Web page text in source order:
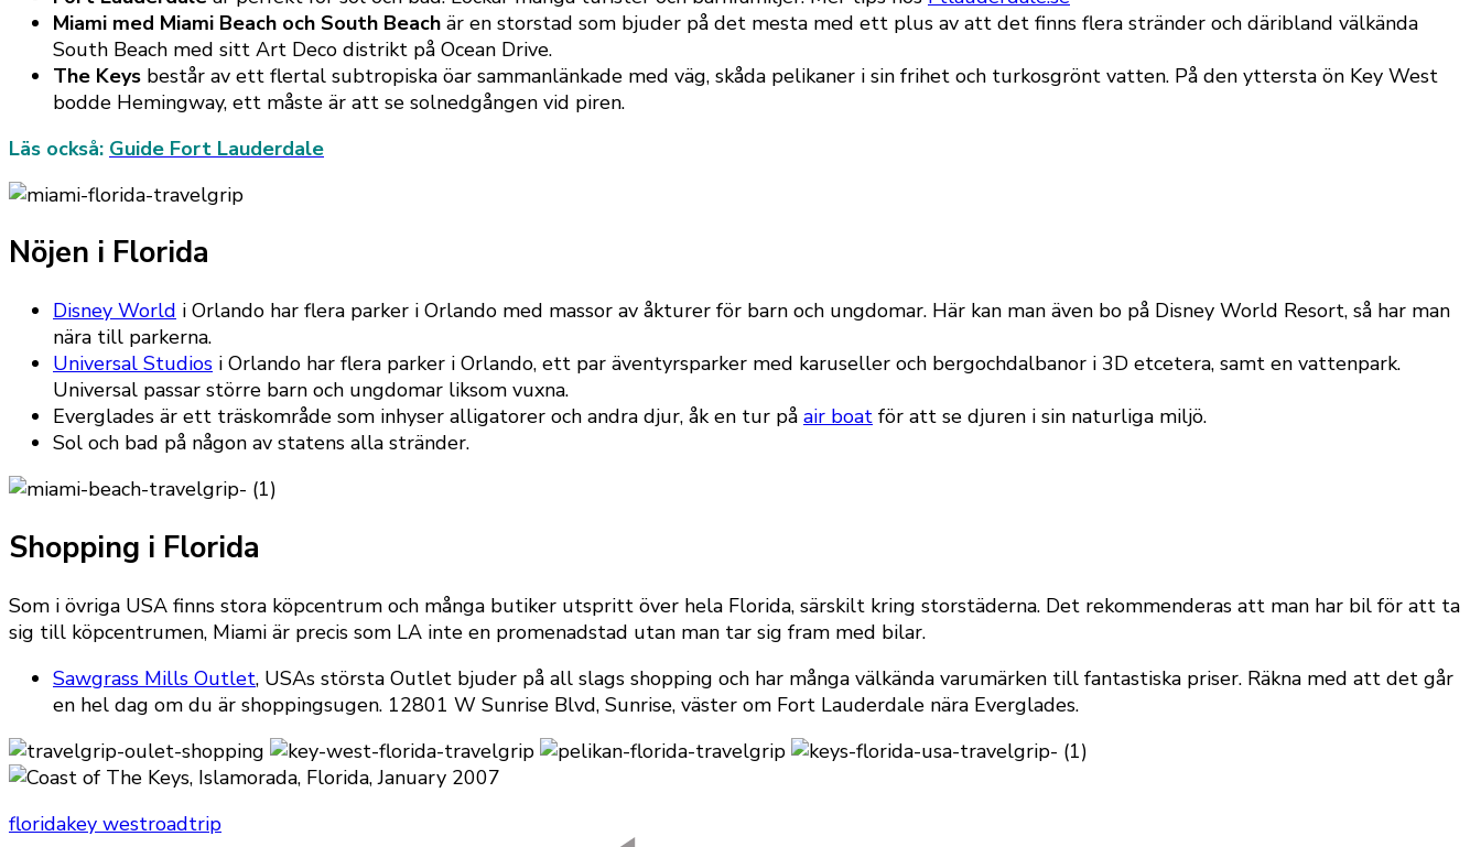
Miami med Miami Beach och South Beach är en storstad som bjuder på det mesta med ett plus av att det finns flera stränder och däribland välkända
South Beach med sitt Art Deco distrikt på Ocean Drive.
The Keys består av ett flertal subtropiska öar sammanlänkade med väg, skåda pelikaner i sin frihet och turkosgrönt vatten. På den yttersta ön Key West
bodde Hemingway, ett måste är att se solnedgången vid piren.
Läs också: Guide Fort Lauderdale
Nöjen i Florida
Disney World i Orlando har flera parker i Orlando med massor av åkturer för barn och ungdomar. Här kan man även bo på Disney World Resort, så har man
nära till parkerna.
Universal Studios i Orlando har flera parker i Orlando, ett par äventyrsparker med karuseller och bergochdalbanor i 3D etcetera, samt en vattenpark.
Universal passar större barn och ungdomar liksom vuxna.
Everglades är ett träskområde som inhyser alligatorer och andra djur, åk en tur på air boat för att se djuren i sin naturliga miljö.
Sol och bad på någon av statens alla stränder.
Shopping i Florida
Som i övriga USA finns stora köpcentrum och många butiker utspritt över hela Florida, särskilt kring storstäderna. Det rekommenderas att man har bil för att ta
sig till köpcentrumen, Miami är precis som LA inte en promenadstad utan man tar sig fram med bilar.
Sawgrass Mills Outlet, USAs största Outlet bjuder på all slags shopping och har många välkända varumärken till fantastiska priser. Räkna med att det går
en hel dag om du är shoppingsugen. 12801 W Sunrise Blvd, Sunrise, väster om Fort Lauderdale nära Everglades.
floridakey westroadtrip